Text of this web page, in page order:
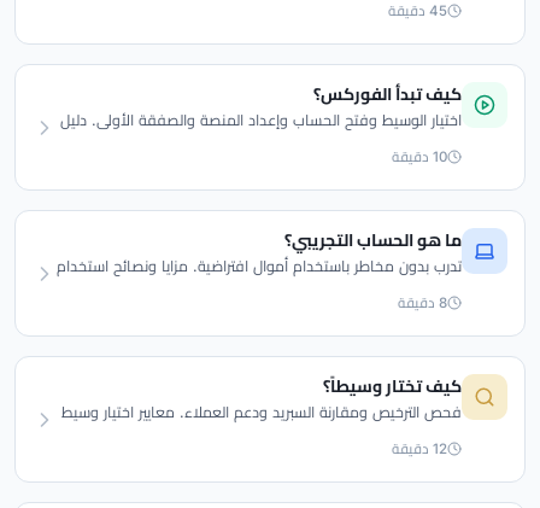
الحقيقي.
45 دقيقة
كيف تبدأ الفوركس؟
اختيار الوسيط وفتح الحساب وإعداد المنصة والصفقة الأولى. دليل
10 دقيقة
ما هو الحساب التجريبي؟
تدرب بدون مخاطر باستخدام أموال افتراضية. مزايا ونصائح استخدام
8 دقيقة
كيف تختار وسيطاً؟
فحص الترخيص ومقارنة السبريد ودعم العملاء. معايير اختيار وسيط
12 دقيقة